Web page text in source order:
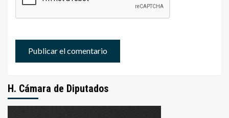
H. Cámara de Diputados